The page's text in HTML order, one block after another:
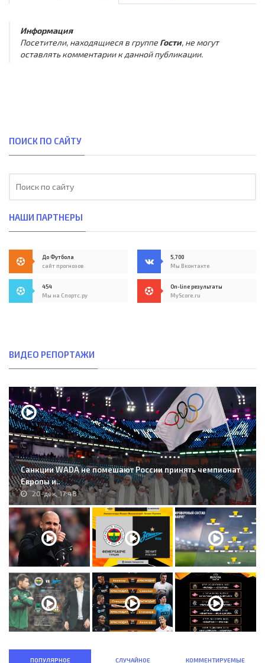
Информация
Посетители, находящиеся в группе Гости, не могут
оставлять комментарии к данной публикации.
ПОИСК ПО САЙТУ
НАШИ ПАРТНЕРЫ
До Футбола
сайт прогнозов
5,700
Мы Вконтакте
454
Мы на Спортс.ру
On-line результаты
MyScore.ru
ВИДЕО РЕПОРТАЖИ
Санкции WADA не помешают России принять чемпионат
Европы и..
20-дек, 17:48
ПОПУЛЯРНОЕ СЛУЧАЙНОЕ КОММЕНТИРУЕМЫЕ